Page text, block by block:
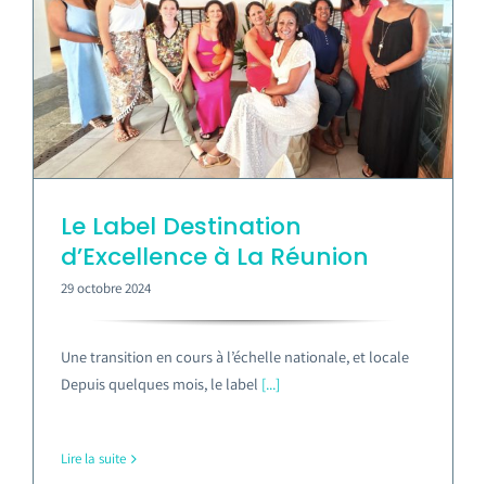
Le Label Destination
d’Excellence à La Réunion
29 octobre 2024
Une transition en cours à l’échelle nationale, et locale
Depuis quelques mois, le label [...]
Lire la suite